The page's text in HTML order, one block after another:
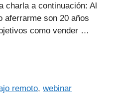
charla a continuación: Al
aferrarme son 20 años
como vender …
remoto,webinar